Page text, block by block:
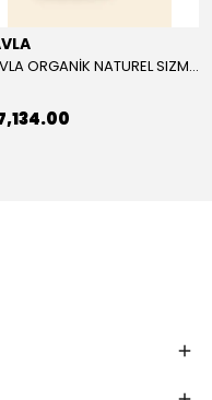
RAVLA ORGANİK NATUREL SIZMA ZEYTİNYAĞI 5L